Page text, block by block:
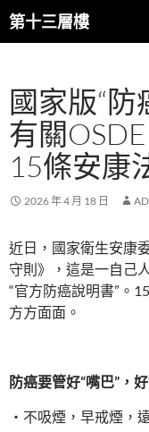
跳
至
內
容
第十三層樓
搜
尋
國家版“
有關
15條安康
2026 年 4 月 18 日
近日，國家衛生安康
守則》，這是一自己
“官方防癌說明書”。
方方面面。
防癌要管好“嘴巴”，
・不吸煙，早戒煙，